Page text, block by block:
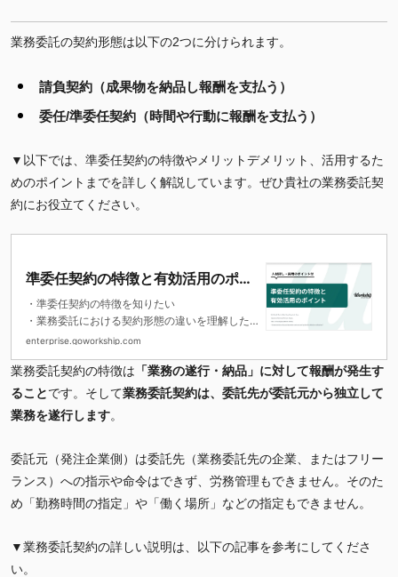
業務委託の契約形態は以下の2つに分けられます。
請負契約（成果物を納品し報酬を支払う）
委任/準委任契約（時間や行動に報酬を支払う）
▼以下では、準委任契約の特徴やメリットデメリット、活用するた
めのポイントまでを詳しく解説しています。ぜひ貴社の業務委託契
約にお役立てください。
準委任契約の特徴と有効活用のポイ
ント
・準委任契約の特徴を知りたい
・業務委託における契約形態の違いを理解した
い
を知りたい
enterprise.goworkship.com
業務委託契約の特徴は 「業務の遂行・納品」に対して報酬が発生す
ることです。そして業務委託契約は、委託先が委託元から独立して
業務を遂行します。
委託元（発注企業側）は委託先（業務委託先の企業、またはフリー
ランス）への指示や命令はできず、労務管理もできません。そのた
め「勤務時間の指定」や「働く場所」などの指定もできません。
▼業務委託契約の詳しい説明は、以下の記事を参考にしてくださ
い。